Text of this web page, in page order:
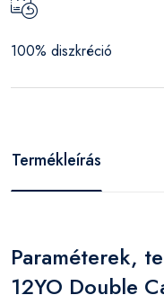
100% diszkréció
Termékleírás
Paraméterek,
12YO Double